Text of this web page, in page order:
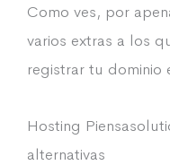
Como ves, por
varios extras a los
registrar tu dominio
Hosting
alternativas